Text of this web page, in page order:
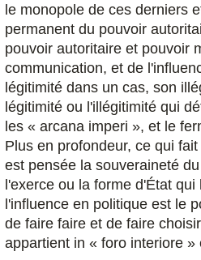
le monopole de ces derniers
permanent du pouvoir
pouvoir autoritaire et pouvoir
communication, et de
légitimité dans un cas, son
légitimité ou l'illégitimité qui
les « arcana imperi », et le
Plus en profondeur, ce qui
est pensée la souveraineté
l'exerce ou la forme d'État
l'influence en politique est le
de faire faire et de faire
appartient in « foro interiore »